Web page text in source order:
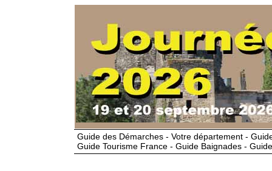
Guide des Démarches - Votre département -
Guide Tourisme France - Guide Baignades -